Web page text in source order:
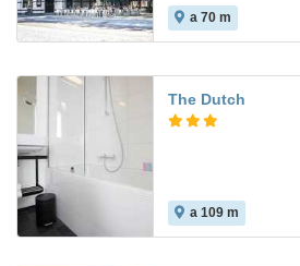
a 70 m
The Dutch
a 109 m